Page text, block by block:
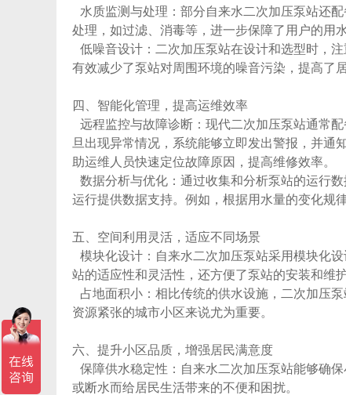
水质监测与处理：部分自来水二次加压泵站还
处理，如过滤、消毒等，进一步保障了用户的用水
低噪音设计：二次加压泵站在设计和选型时，
有效减少了泵站对周围环境的噪音污染，提高了
四、智能化管理，提高运维效率
远程监控与故障诊断：现代二次加压泵站通常
旦出现异常情况，系统能够立即发出警报，并通
助运维人员快速定位故障原因，提高维修效率。
数据分析与优化：通过收集和分析泵站的运行
运行提供数据支持。例如，根据用水量的变化规
五、空间利用灵活，适应不同场景
模块化设计： 自来水二次加压泵站采用模块化
站的适应性和灵活性，还方便了泵站的安装和维护
占地面积小：相比传统的供水设施，二次加压
资源紧张的城市小区来说尤为重要。
六、提升小区品质，增强居民满意度
保障供水稳定性： 自来水二次加压泵站能够确
或断水而给居民生活带来的不便和困扰。